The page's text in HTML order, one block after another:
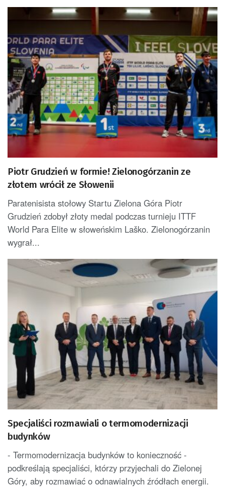
Piotr Grudzień w formie! Zielonogórzanin ze
złotem wrócił ze Słowenii
Paratenisista stołowy Startu Zielona Góra Piotr
Grudzień zdobył złoty medal podczas turnieju ITTF
World Para Elite w słoweńskim Laško. Zielonogórzanin
wygrał...
Specjaliści rozmawiali o termomodernizacji
budynków
- Termomodernizacja budynków to konieczność -
podkreślają specjaliści, którzy przyjechali do Zielonej
Góry, aby rozmawiać o odnawialnych źródłach energii.